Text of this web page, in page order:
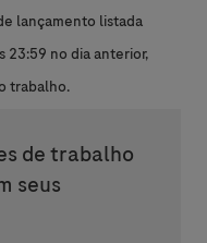
lançamento listada
23:59 no dia anterior,
trabalho.
de trabalho
seus